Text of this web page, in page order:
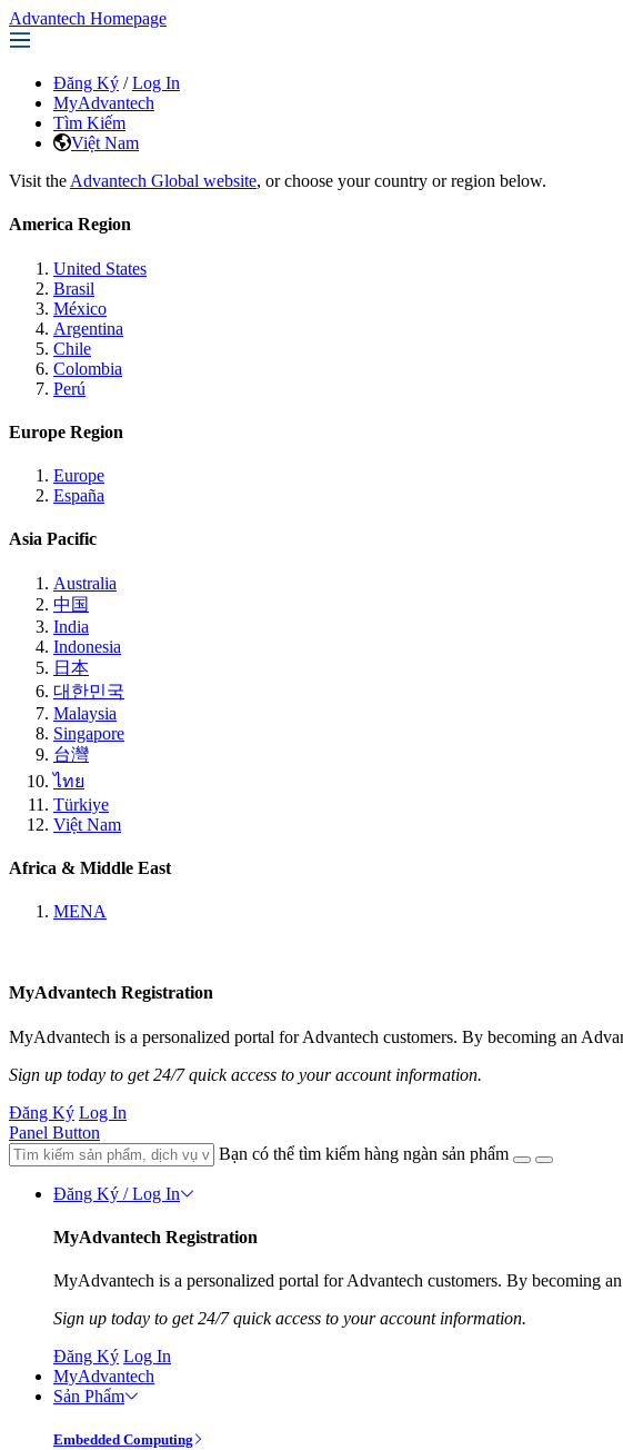
Advantech Homepage
Đăng Ký / Log In
MyAdvantech
Tìm Kiếm
Việt Nam
Visit the Advantech Global website, or choose your country or region below.
America Region
United States
Brasil
México
Argentina
Chile
Colombia
Perú
Europe Region
Europe
España
Asia Pacific
Australia
中国
India
Indonesia
日本
대한민국
Malaysia
Singapore
台灣
ไทย
Türkiye
Việt Nam
Africa & Middle East
MENA
MyAdvantech Registration
MyAdvantech is a personalized portal for Advantech customers. By becoming an
Sign up today to get 24/7 quick access to your account information.
Đăng Ký Log In
Panel Button
Bạn có thể tìm kiếm hàng ngàn sản phẩm
Đăng Ký / Log In
MyAdvantech Registration
MyAdvantech is a personalized portal for Advantech customers. By becoming
Sign up today to get 24/7 quick access to your account information.
Đăng Ký Log In
MyAdvantech
Sản Phẩm
Embedded Computing